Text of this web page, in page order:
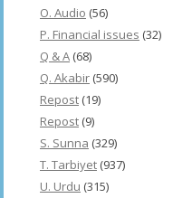
O. Audio (56)
P. Financial issues (32)
Q & A (68)
Q. Akabir (590)
Repost (19)
Repost (9)
S. Sunna (329)
T. Tarbiyet (937)
U. Urdu (315)